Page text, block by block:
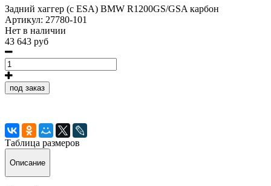
Задний хаггер (с ESA) BMW R1200GS/GSA карбон
Артикул: 27780-101
Нет в наличии
43 643 руб
под заказ
Таблица размеров
Описание